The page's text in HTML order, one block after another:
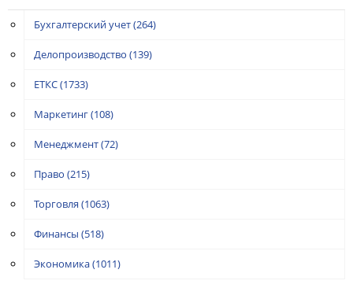
Бухгалтерский учет(264)
Делопроизводство (139)
ЕТКС(1733)
Маркетинг(108)
Менеджмент(72)
Право (215)
Торговля (1063)
Финансы (518)
Экономика(1011)